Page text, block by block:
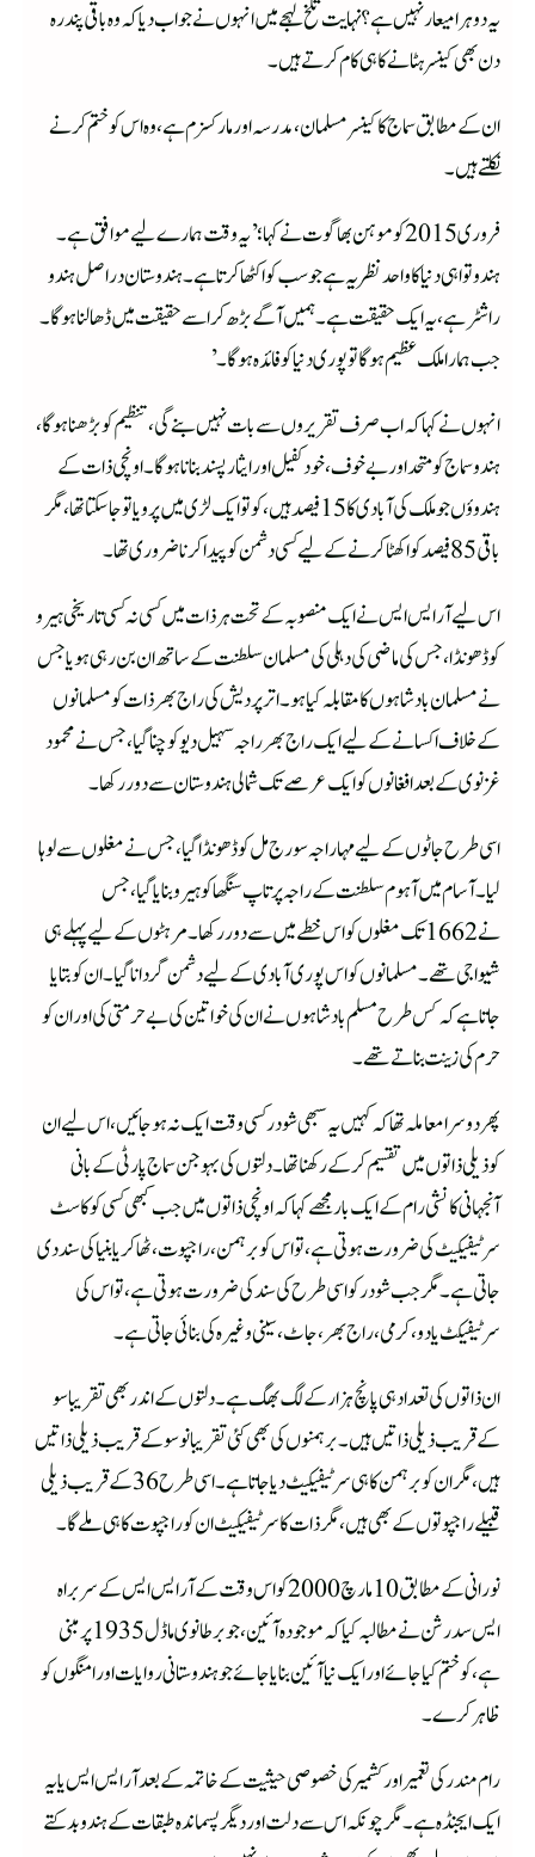
یہ دوہرا میعار نہیں ہے؟ نہایت تلخ لہجے میں انہوں نے جواب دیا کہ وہ باقی پندرہ
دن بھی کینسر ہٹانے کا ہی کام کرتے ہیں۔
ان کے مطابق سماج کا کینسر مسلمان، مدرسہ اور مارکسزم ہے، وہ اس کو ختم کرنے
نکلتے ہیں۔
فروری 2015 کو موہن بھاگوت نے کہا؛’یہ وقت ہمارے لیے موافق ہے۔
ہندوتوا ہی دنیا کا واحد نظریہ ہے جو سب کو اکٹھا کرتا ہے۔ ہندوستان دراصل ہندو
راشٹر ہے، یہ ایک حقیقت ہے۔ ہمیں آگے بڑھ کر اسے حقیقت میں ڈھالنا ہوگا۔
جب ہمارا ملک عظیم ہوگا تو پوری دنیا کو فائدہ ہوگا۔’
انہوں نے کہا کہ اب صرف تقریروں سے بات نہیں بنے گی، تنظیم کو بڑھنا ہوگا،
ہندو سماج کو متحد اور بے خوف، خود کفیل اور ایثار پسند بنانا ہوگا۔اونچی ذات کے
ہندوؤں جو ملک کی آبادی کا 15فیصد ہیں، کو تو ایک لڑی میں پرویا تو جاسکتا تھا، مگر
باقی 85 فیصد کو اکھٹا کرنے کے لیے کسی دشمن کو پیدا کرنا ضرور ی تھا۔
اس لیے آر ایس ایس نے ایک منصوبہ کے تحت ہر ذات میں کسی نہ کسی تاریخی ہیرو
کو ڈھونڈا، جس کی ماضی کی دہلی کی مسلمان سلطنت کے ساتھ ان بن رہی ہو یا جس
نے مسلمان بادشاہوں کا مقابلہ کیا ہو۔ اتر پردیش کی راج بھر ذات کو مسلمانوں
کے خلاف اکسانے کے لیے ایک راج بھر راجہ سہیل دیو کو چنا گیا، جس نے محمود
غزنوی کے بعد افغانوں کو ایک عرصے تک شمالی ہندوستان سے دور رکھا۔
اسی طرح جاٹوں کے لیے مہاراجہ سورج مل کو ڈھونڈا گیا، جس نے مغلوں سے لوہا
لیا۔ آسام میں آہوم سلطنت کے راجہ پرتاپ سنگھا کو ہیرو بنایا گیا، جس
نے 1662 تک مغلوں کو اس خطے میں سے دور رکھا۔مرہٹوں کے لیے پہلے ہی
شیواجی تھے۔ مسلمانوں کو اس پوری آبادی کے لیے دشمن گر دانا گیا۔ ان کو بتایا
جاتا ہے کہ کس طرح مسلم بادشاہوں نے ان کی خواتین کی بے حرمتی کی اور ان کو
حرم کی زینت بناتے تھے۔
پھر دوسرا معاملہ تھا کہ کہیں یہ سبھی شودر کسی وقت ایک نہ ہوجائیں، اس لیے ان
کو ذیلی ذاتوں میں تقسیم کرکے رکھنا تھا۔ دلتوں کی بہوجن سماج پارٹی کے بانی
آنجہانی کانشی رام کے ایک بار مجھے کہا کہ اونچی ذاتوں میں جب کبھی کسی کو کاسٹ
سرٹیفیکیٹ کی ضرورت ہوتی ہے، تو اس کو برہمن، راجپوت،ٹھاکر یا بنیا کی سند دی
جاتی ہے۔ مگر جب شودر کو اسی طرح کی سند کی ضرورت ہوتی ہے، تو اس کی
سرٹیفیکٹ یادو، کرمی، راج بھر، جاٹ، سینی وغیرہ کی بنائی جاتی ہے۔
ان ذاتوں کی تعداد ہی پانچ ہزار کے لگ بھگ ہے۔ دلتوں کے اندر بھی تقریبا سو
کے قریب ذیلی ذاتیں ہیں۔ برہمنوں کی بھی کئی تقریبا نو سو کے قریب ذیلی ذاتیں
ہیں، مگر ان کوبرہمن کا ہی سرٹیفیکیٹ دیا جاتا ہے۔ اسی طرح 36کے قریب ذیلی
قبیلے راجپوتوں کے بھی ہیں، مگر ذات کا سرٹیفیکیٹ ان کو راجپوت کا ہی ملے گا۔
نورانی کے مطابق 10 مارچ 2000 کو اس وقت کے آر ایس ایس کے سربراہ
ایس سدرشن نے مطالبہ کیا کہ موجودہ آئین، جو برطانوی ماڈل 1935 پر مبنی
ہے، کو ختم کیا جائے اور ایک نیا آئین بنایا جائے جو ہندوستانی روایات اور امنگوں کو
ظاہر کرے۔
رام مندر کی تعمیر اور کشمیر کی خصوصی حیثیت کے خاتمہ کے بعد آر ایس ایس یا یہ
ایک ایجنڈہ ہے۔ مگر چونکہ اس سے دلت اور دیگر پسماندہ طبقات کے ہندو بدکتے